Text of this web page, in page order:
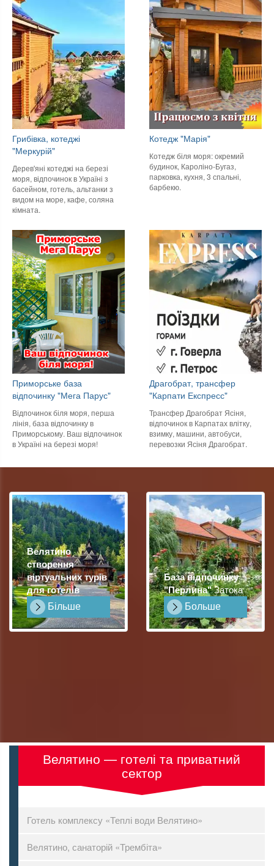
Грибівка, котеджі
"Меркурій"
Дерев'яні котеджі на березі
моря, відпочинок в Україні з
басейном, готель, альтанки з
видом на море, кафе, соляна
кімната.
Котедж "Марія"
Котедж біля моря: окремий
будинок, Кароліно-Бугаз,
парковка, кухня, 3 спальні,
барбекю.
Приморське база
відпочинку "Мега Парус"
Відпочинок біля моря, перша
лінія, база відпочинку в
Приморському. Ваш відпочинок
в Україні на березі моря!
Драгобрат, трансфер
"Карпати Експресс"
Трансфер Драгобрат Ясіня,
відпочинок в Карпатах влітку,
взимку, машини, автобуси,
перевозки Ясіня Драгобрат.
Велятино
створення
віртуальних турів
для готелів
Більше
База відпочинку
"Перлина"Затока
Больше
Велятино — готелі та приватний
сектор
Готель комплексу «Теплі води Велятино»
Велятино, санаторій «Трембіта»